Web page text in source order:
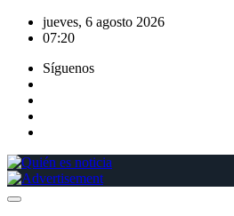
Saltar
jueves, 6 agosto 2026
07:20
Síguenos